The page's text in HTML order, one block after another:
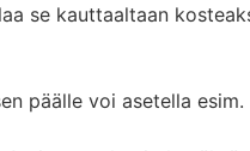
se kauttaaltaan
päälle voi asetella